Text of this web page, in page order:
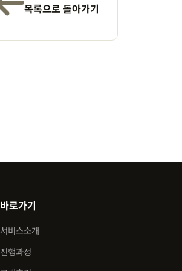
목록으로 돌아가기
바로가기
서비스소개
진행과정